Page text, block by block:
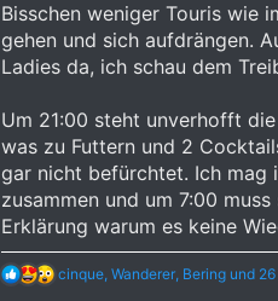
Bisschen weniger Touris wie
gehen und sich aufdrängen.
Ladies da, ich schau dem
Um 21:00 steht unverhofft
was zu Futtern und 2
gar nicht befürchtet. Ich mag
zusammen und um 7:00
Erklärung warum es keine
R
cinque, Wanderer, Bering und